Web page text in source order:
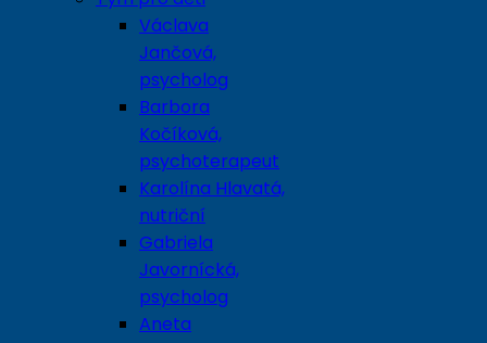
Václava
Jančová,
psycholog
Barbora
Kočíková,
psychoterapeut
Karolína Hlavatá,
nutriční
Gabriela
Javornícká,
psycholog
Aneta